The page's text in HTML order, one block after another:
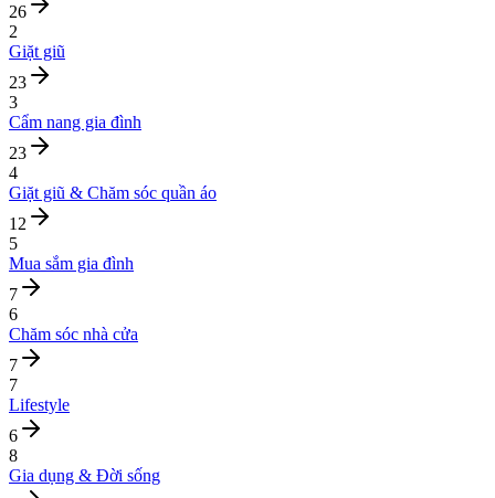
26
2
Giặt giũ
23
3
Cẩm nang gia đình
23
4
Giặt giũ & Chăm sóc quần áo
12
5
Mua sắm gia đình
7
6
Chăm sóc nhà cửa
7
7
Lifestyle
6
8
Gia dụng & Đời sống